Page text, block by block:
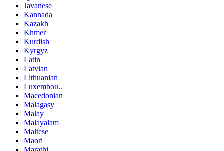
Javanese
Kannada
Kazakh
Khmer
Kurdish
Kyrgyz
Latin
Latvian
Lithuanian
Luxembou..
Macedonian
Malagasy
Malay
Malayalam
Maltese
Maori